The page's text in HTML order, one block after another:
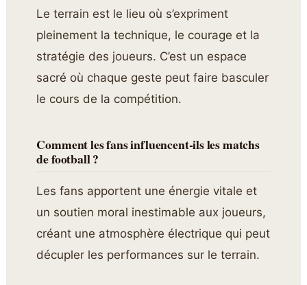
Le terrain est le lieu où s’expriment
pleinement la technique, le courage et la
stratégie des joueurs. C’est un espace
sacré où chaque geste peut faire basculer
le cours de la compétition.
Comment les fans influencent-ils les matchs
de football ?
Les fans apportent une énergie vitale et
un soutien moral inestimable aux joueurs,
créant une atmosphère électrique qui peut
décupler les performances sur le terrain.